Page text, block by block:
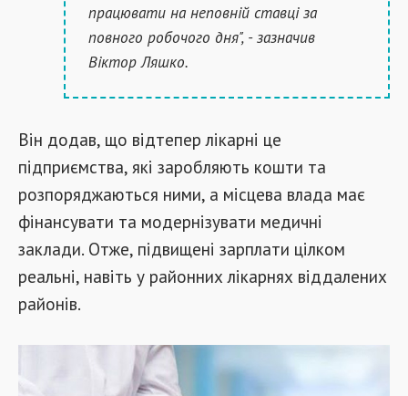
працювати на неповній ставці за
повного робочого дня", - зазначив
Віктор Ляшко.
Він додав, що відтепер лікарні це
підприємства, які заробляють кошти та
розпоряджаються ними, а місцева влада має
фінансувати та модернізувати медичні
заклади. Отже, підвищені зарплати цілком
реальні, навіть у районних лікарнях віддалених
районів.